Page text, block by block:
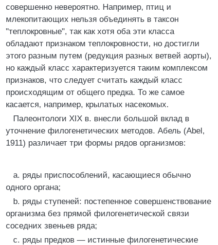
совершенно невероятно. Например, птиц и
млекопитающих нельзя объединять в таксон
"теплокровные", так как хотя оба эти класса
обладают признаком теплокровности, но достигли
этого разным путем (редукция разных ветвей аорты),
но каждый класс характеризуется таким комплексом
признаков, что следует считать каждый класс
происходящим от общего предка. То же самое
касается, например, крылатых насекомых.
Палеонтологи XIX в. внесли большой вклад в
уточнение филогенетических методов. Абель (Abel,
1911) различает три формы рядов организмов:
a. ряды приспособлений, касающиеся обычно
одного органа;
b. ряды ступеней: постепенное совершенствование
организма без прямой филогенетической связи
соседних звеньев ряда;
c. ряды предков — истинные филогенетические